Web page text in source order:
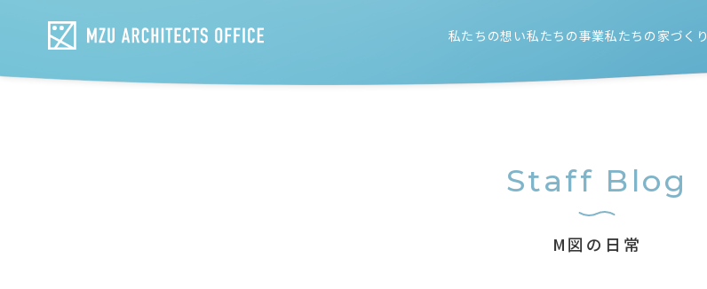
私たちの想い私たちの事業私たちの家づくり
Staff Blog
M図の日常